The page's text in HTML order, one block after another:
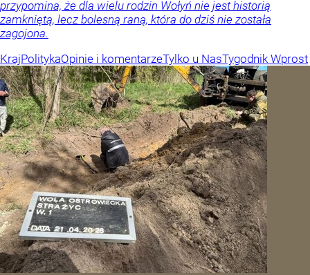
przypomina, że dla wielu rodzin Wołyń nie jest historią
zamkniętą, lecz bolesną raną, która do dziś nie została
zagojona.
KrajPolitykaOpinie i komentarzeTylko u NasTygodnik Wprost